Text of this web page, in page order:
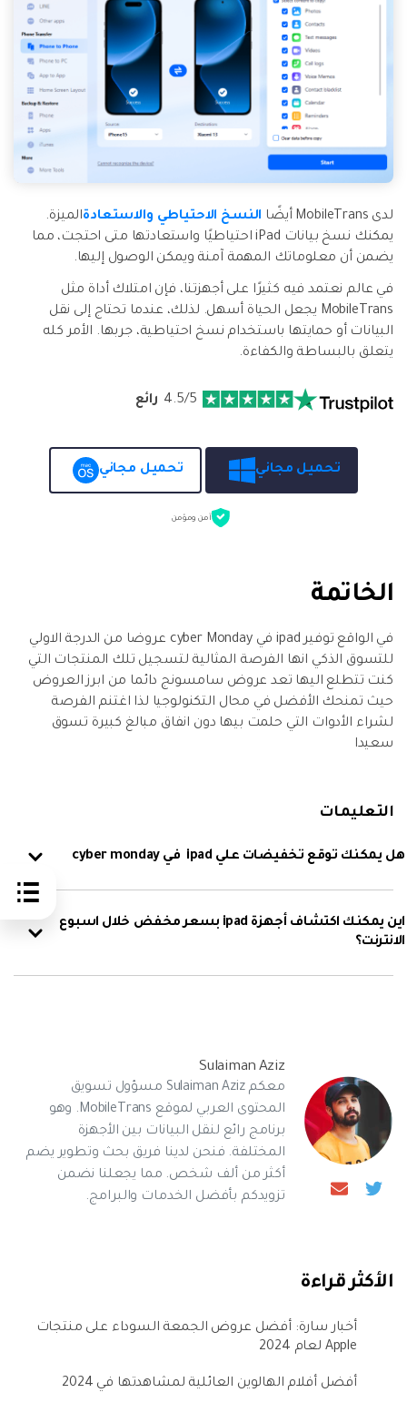
لدى MobileTrans أيضًا النسخ الاحتياطي والاستعادةالميزة.
يمكنك نسخ بيانات iPad احتياطيًا واستعادتها متى احتجت، مما
يضمن أن معلوماتك المهمة آمنة ويمكن الوصول إليها.
في عالم نعتمد فيه كثيرًا على أجهزتنا، فإن امتلاك أداة مثل
MobileTrans يجعل الحياة أسهل. لذلك، عندما تحتاج إلى نقل
البيانات أو حمايتها باستخدام نسخ احتياطية، جربها. الأمر كله
يتعلق بالبساطة والكفاءة.
4.5/5 رائع
تحميل مجاني تحميل مجاني
آمن ومؤمن
الخاتمة
في الواقع توفير ipad في cyber Monday عروضا من الدرجة الاولي
للتسوق الذكي انها الفرصة المثالية لتسجيل تلك المنتجات التي
كنت تتطلع اليها تعد عروض سامسونج دائما من ابرز العروض
حيث تمنحك الأفضل في محال التكنولوجيا لذا اغتنم الفرصة
لشراء الأدوات التي حلمت بيها دون انفاق مبالغ كبيرة تسوق
سعيدا
التعليمات
هل يمكنك توقع تخفيضات علي ipad في cyber monday
اين يمكنك اكتشاف أجهزة ipad بسعر مخفض خلال اسبوع
الانترنت؟
Sulaiman Aziz
معكم Sulaiman Aziz مسؤول تسويق
المحتوى العربي لموقع MobileTrans. وهو
برنامج رائع لنقل البيانات بين الأجهزة
المختلفة. فنحن لدينا فريق بحث وتطوير يضم
أكثر من ألف شخص. مما يجعلنا نضمن
تزويدكم بأفضل الخدمات والبرامج.
الأكثر قراءة
أخبار سارة: أفضل عروض الجمعة السوداء على منتجات
Apple لعام 2024
أفضل أفلام الهالوين العائلية لمشاهدتها في 2024